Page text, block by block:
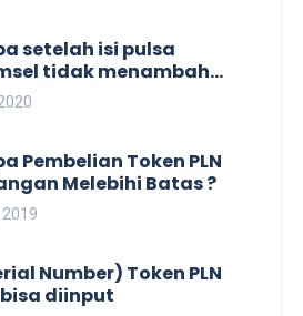
setelah isi pulsa
tidak menambah
Pembelian Token PLN
Melebihi Batas ?
Number) Token PLN
diinput